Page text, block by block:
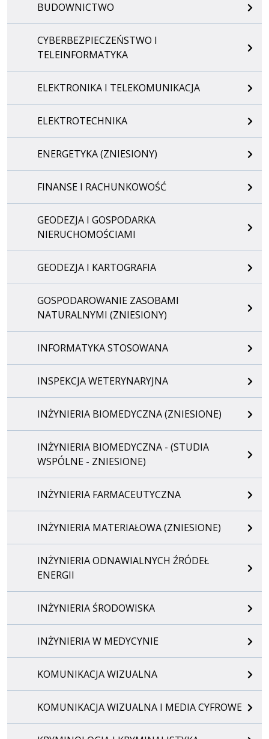
BUDOWNICTWO
CYBERBEZPIECZEŃSTWO I
TELEINFORMATYKA
ELEKTRONIKA I TELEKOMUNIKACJA
ELEKTROTECHNIKA
ENERGETYKA (ZNIESIONY)
FINANSE I RACHUNKOWOŚĆ
GEODEZJA I GOSPODARKA
NIERUCHOMOŚCIAMI
GEODEZJA I KARTOGRAFIA
GOSPODAROWANIE ZASOBAMI
NATURALNYMI (ZNIESIONY)
INFORMATYKA STOSOWANA
INSPEKCJA WETERYNARYJNA
INŻYNIERIA BIOMEDYCZNA (ZNIESIONE)
INŻYNIERIA BIOMEDYCZNA - (STUDIA
WSPÓLNE - ZNIESIONE)
INŻYNIERIA FARMACEUTYCZNA
INŻYNIERIA MATERIAŁOWA (ZNIESIONE)
INŻYNIERIA ODNAWIALNYCH ŹRÓDEŁ
ENERGII
INŻYNIERIA ŚRODOWISKA
INŻYNIERIA W MEDYCYNIE
KOMUNIKACJA WIZUALNA
KOMUNIKACJA WIZUALNA I MEDIA CYFROWE